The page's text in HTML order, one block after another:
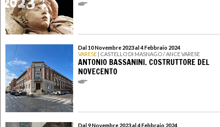
Dal 10 Novembre 2023 al 4 Febbraio 2024
VARESE | CASTELLO DI MASNAGO / ANCE VARESE
ANTONIO BASSANINI. COSTRUTTORE DEL
NOVECENTO
Dal 9 Novembre 2023 al 4 Febbraio 2024